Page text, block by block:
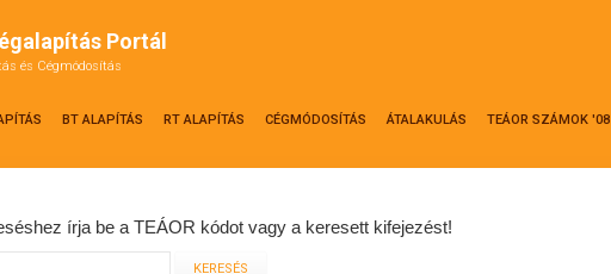
Portál
és Cégmódosítás
BT ALAPÍTÁS RT ALAPÍTÁS CÉGMÓDOSÍTÁS ÁTALAKULÁS TEÁOR SZÁMOK '08
írja be a TEÁOR kódot vagy a keresett kifejezést!